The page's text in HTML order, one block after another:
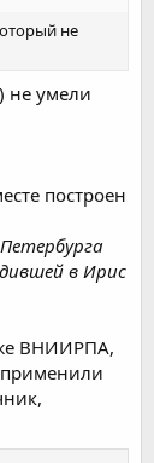
не
не умели
построен
в Ирис
же ВНИИРПА,
применили